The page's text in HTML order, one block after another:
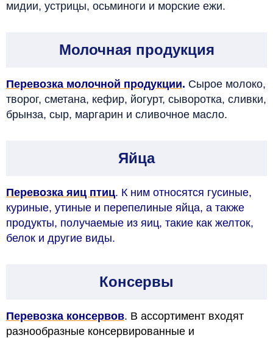
мидии, устрицы, осьминоги и морские ежи.
Молочная продукция
Перевозка молочной продукции. Сырое молоко,
творог, сметана, кефир, йогурт, сыворотка, сливки,
брынза, сыр, маргарин и сливочное масло.
Яйца
Перевозка яиц птиц. К ним относятся гусиные,
куриные, утиные и перепелиные яйца, а также
продукты, получаемые из яиц, такие как желток,
белок и другие виды.
Консервы
Перевозка консервов. В ассортимент входят
разнообразные консервированные и